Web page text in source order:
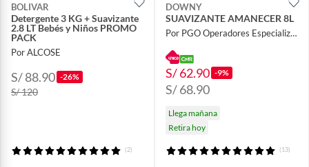
BOLIVAR
Detergente 3 KG + Suavizante
2.8 LT Bebés y Niños PROMO
PACK
Por ALCOSE
S/ 88.90 -26%
S/ 120
(2)
DOWNY
SUAVIZANTE AMANECER 8L
Por PGO Operadores Especializados
S/ 62.90 -9%
S/ 68.90
Llega mañana
Retira hoy
(13)